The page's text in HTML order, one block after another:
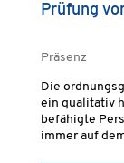
Prüfung
Präsenz
Die
ein qualitativ
befähigte
immer auf